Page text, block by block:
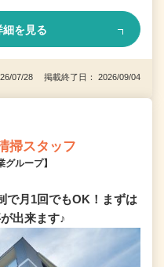
細を見る
07/28 掲載終了日： 2026/09/04
掃スタッフ
ループ】
で月1回でもOK！まずは
出来ます♪